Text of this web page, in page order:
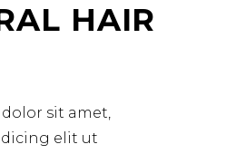
HAIR
sit amet,
elit ut